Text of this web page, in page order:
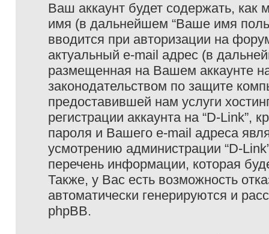
Ваш аккаунт будет содержать,
имя (в дальнейшем “Ваше имя
вводится при авторизации на
актуальный e-mail адрес (в
размещенная на Вашем аккаунте
законодательством по защите
предоставившей нам услуги
регистрации аккаунта на “D-
пароля и Вашего e-mail адреса
усмотрению администрации “D-
перечень информации, которая
Также, у Вас есть возможность
автоматически генерируются и
phpBB.